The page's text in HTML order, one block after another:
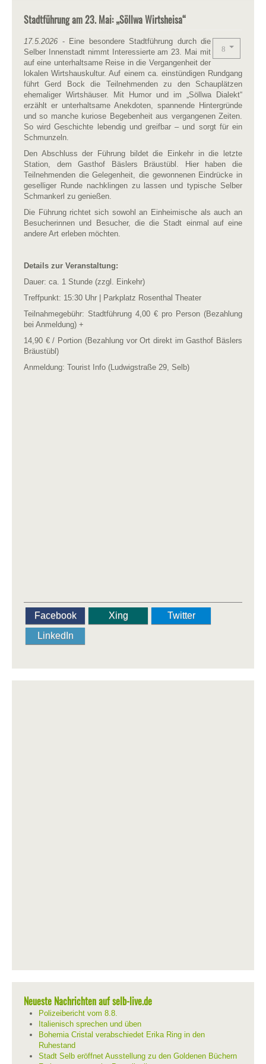
Stadtführung am 23. Mai: „Söllwa Wirtsheisa“
17.5.2026 - Eine besondere Stadtführung durch die
Selber Innenstadt nimmt Interessierte am 23. Mai mit
auf eine unterhaltsame Reise in die Vergangenheit der
lokalen Wirtshauskultur. Auf einem ca. einstündigen Rundgang
führt Gerd Bock die Teilnehmenden zu den Schauplätzen
ehemaliger Wirtshäuser. Mit Humor und im „Söllwa Dialekt“
erzählt er unterhaltsame Anekdoten, spannende Hintergründe
und so manche kuriose Begebenheit aus vergangenen Zeiten.
So wird Geschichte lebendig und greifbar – und sorgt für ein
Schmunzeln.
Den Abschluss der Führung bildet die Einkehr in die letzte
Station, dem Gasthof Bäslers Bräustübl. Hier haben die
Teilnehmenden die Gelegenheit, die gewonnenen Eindrücke in
geselliger Runde nachklingen zu lassen und typische Selber
Schmankerl zu genießen.
Die Führung richtet sich sowohl an Einheimische als auch an
Besucherinnen und Besucher, die die Stadt einmal auf eine
andere Art erleben möchten.
Details zur Veranstaltung:
Dauer: ca. 1 Stunde (zzgl. Einkehr)
Treffpunkt: 15:30 Uhr | Parkplatz Rosenthal Theater
Teilnahmegebühr: Stadtführung 4,00 € pro Person (Bezahlung
bei Anmeldung) +
14,90 € / Portion (Bezahlung vor Ort direkt im Gasthof Bäslers
Bräustübl)
Anmeldung: Tourist Info (Ludwigstraße 29, Selb)
Facebook Xing
Twitter
LinkedIn
Neueste Nachrichten auf selb-live.de
Polizeibericht vom 8.8.
Italienisch sprechen und üben
Bohemia Cristal verabschiedet Erika Ring in den
Ruhestand
Stadt Selb eröffnet Ausstellung zu den Goldenen Büchern